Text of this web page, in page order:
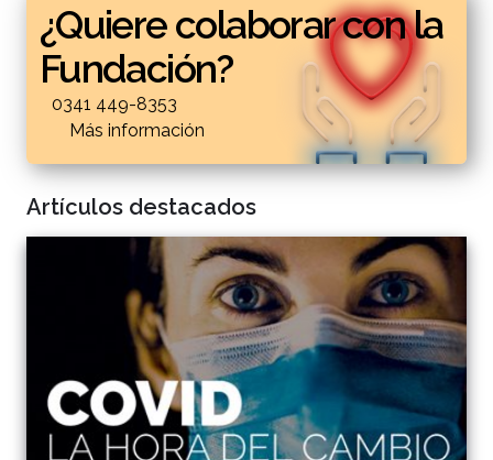
¿Quiere colaborar con la
Fundación?
0341 449-8353
Más información
Artículos destacados